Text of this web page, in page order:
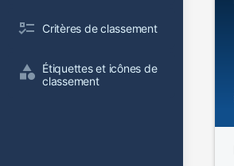
Critères de classement
Étiquettes et icônes de
classement